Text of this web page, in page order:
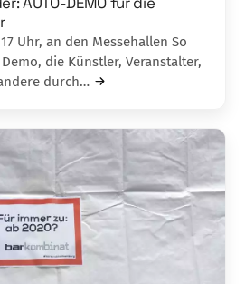
Uhr, an den Messehallen So
die Künstler, Veranstalter,
durch…